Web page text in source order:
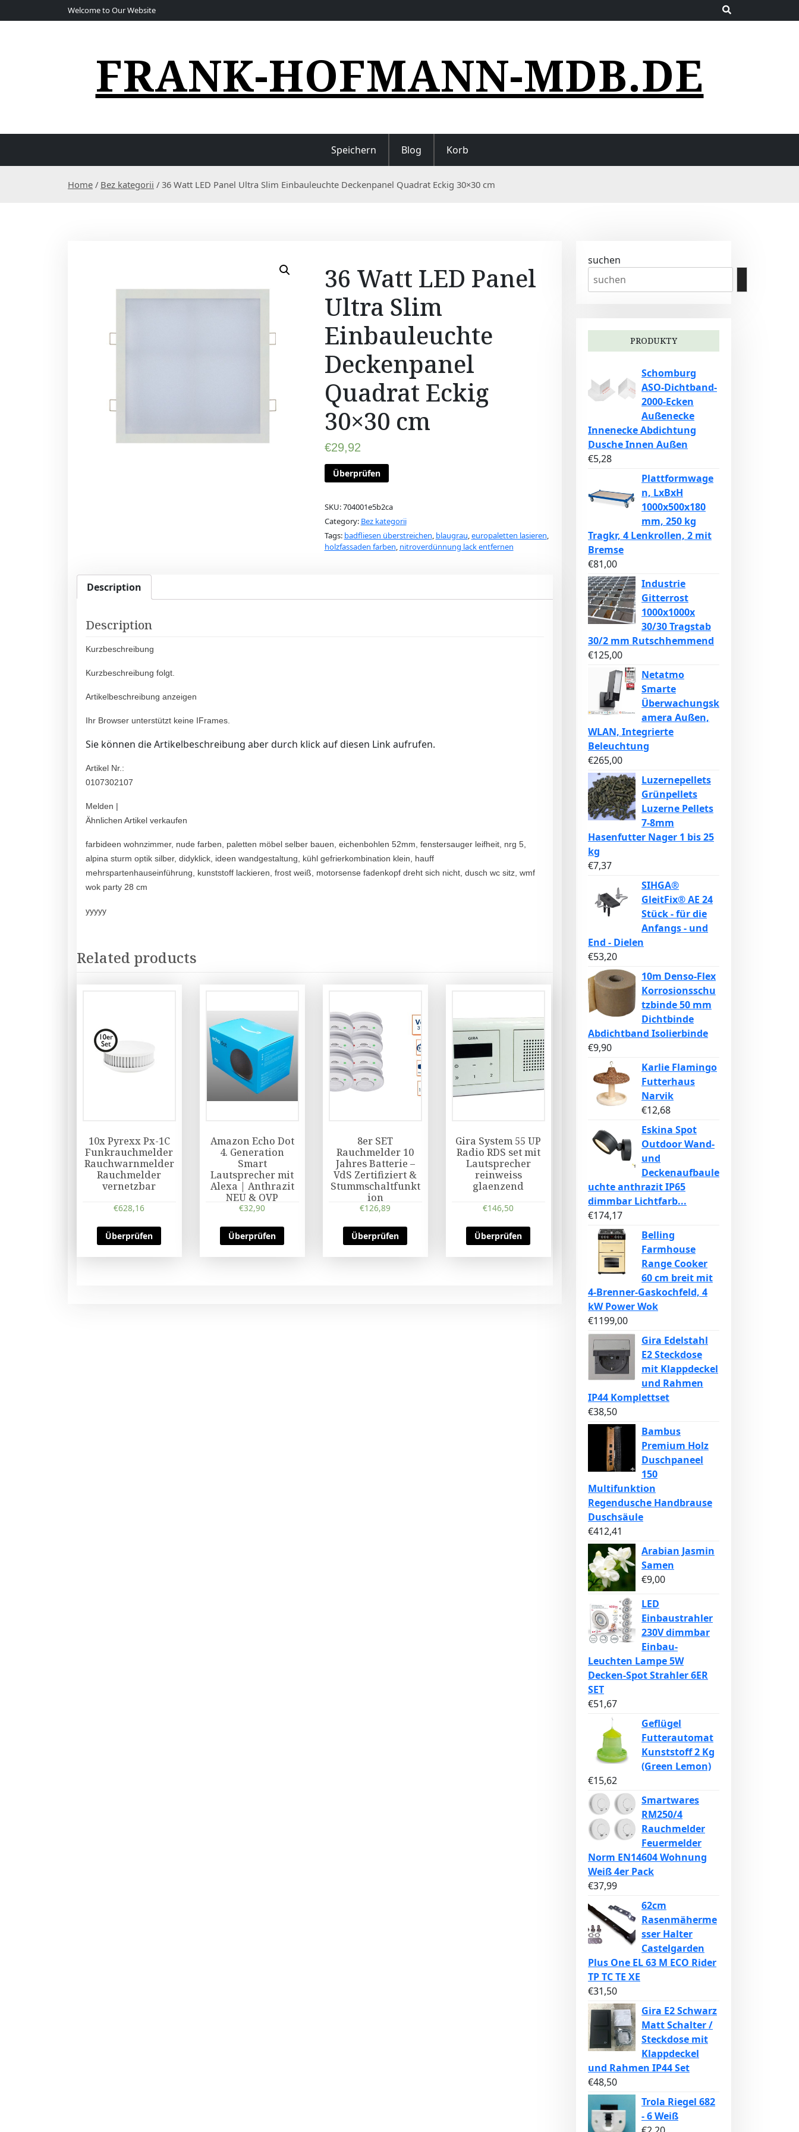
k
t
n
Welcome to Our Website
FRANK-HOFMANN-MDB.DE
Speichern Blog Korb
Home / Bez kategorii / 36 Watt LED Panel Ultra Slim Einbauleuchte Deckenpanel Quadrat Eckig 30×30 cm
36 Watt LED Panel
Ultra Slim
Einbauleuchte
Deckenpanel
Quadrat Eckig
30×30 cm
€29,92
Überprüfen
SKU:704001e5b2ca
Category: Bez kategorii
Tags: badfliesen überstreichen, blaugrau,europaletten lasieren,
holzfassaden farben, nitroverdünnung lack entfernen
Description
Description
Kurzbeschreibung
Kurzbeschreibung folgt.
Artikelbeschreibung anzeigen
Ihr Browser unterstützt keine IFrames.
Sie können die Artikelbeschreibung aber durch klick auf diesen Link aufrufen.
Artikel Nr.:
0107302107
Melden |
Ähnlichen Artikel verkaufen
farbideen wohnzimmer, nude farben, paletten möbel selber bauen, eichenbohlen 52mm, fenstersauger leifheit, nrg 5,
alpina sturm optik silber, didyklick, ideen wandgestaltung, kühl gefrierkombination klein, hauff
mehrspartenhauseinführung, kunststoff lackieren, frost weiß, motorsense fadenkopf dreht sich nicht, dusch wc sitz, wmf
wok party 28 cm
yyyyy
Related products
10x Pyrexx Px-1C
Funkrauchmelder
Rauchwarnmelder
Rauchmelder
vernetzbar
€628,16
Überprüfen
Amazon Echo Dot
4. Generation
Smart
Lautsprecher mit
Alexa | Anthrazit
NEU & OVP
€32,90
Überprüfen
8er SET
Rauchmelder 10
Jahres Batterie –
VdS Zertifiziert &
Stummschaltfunkt
ion
€126,89
Überprüfen
Gira System 55 UP
Radio RDS set mit
Lautsprecher
reinweiss
glaenzend
€146,50
Überprüfen
suchen
PRODUKTY
Schomburg
ASO-Dichtband-
2000-Ecken
Außenecke
Innenecke Abdichtung
Dusche Innen Außen
€5,28
Plattformwage
n, LxBxH
1000x500x180
mm, 250 kg
Tragkr, 4 Lenkrollen, 2 mit
Bremse
€81,00
Industrie
Gitterrost
1000x1000x
30/30 Tragstab
30/2 mm Rutschhemmend
€125,00
Netatmo
Smarte
Überwachungsk
amera Außen,
WLAN, Integrierte
Beleuchtung
€265,00
Luzernepellets
Grünpellets
Luzerne Pellets
7-8mm
Hasenfutter Nager 1 bis 25
kg
€7,37
SIHGA®
GleitFix® AE 24
Stück - für die
Anfangs - und
End - Dielen
€53,20
10m Denso-Flex
Korrosionsschu
tzbinde 50 mm
Dichtbinde
Abdichtband Isolierbinde
€9,90
Karlie Flamingo
Futterhaus
Narvik
€12,68
Eskina Spot
Outdoor Wand-
und
Deckenaufbaule
uchte anthrazit IP65
dimmbar Lichtfarb...
€174,17
Belling
Farmhouse
Range Cooker
60 cm breit mit
4-Brenner-Gaskochfeld, 4
kW Power Wok
€1199,00
Gira Edelstahl
E2 Steckdose
mit Klappdeckel
und Rahmen
IP44 Komplettset
€38,50
Bambus
Premium Holz
Duschpaneel
150
Multifunktion
Regendusche Handbrause
Duschsäule
€412,41
Arabian Jasmin
Samen
€9,00
LED
Einbaustrahler
230V dimmbar
Einbau-
Leuchten Lampe 5W
Decken-Spot Strahler 6ER
SET
€51,67
Geflügel
Futterautomat
Kunststoff 2 Kg
(Green Lemon)
€15,62
Smartwares
RM250/4
Rauchmelder
Feuermelder
Norm EN14604 Wohnung
Weiß 4er Pack
€37,99
62cm
Rasenmäherme
sser Halter
Castelgarden
Plus One EL 63 M ECO Rider
TP TC TE XE
€31,50
Gira E2 Schwarz
Matt Schalter /
Steckdose mit
Klappdeckel
und Rahmen IP44 Set
€48,50
Trola Riegel 682
- 6 Weiß